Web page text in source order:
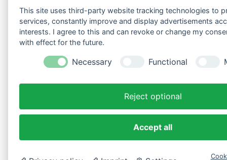
This site uses third-party website tracking technologies to
services, constantly improve and display advertisements
interests. I agree to this and can revoke or change my
with effect for the future.
Necessary Functional
Reject optional
Accept all